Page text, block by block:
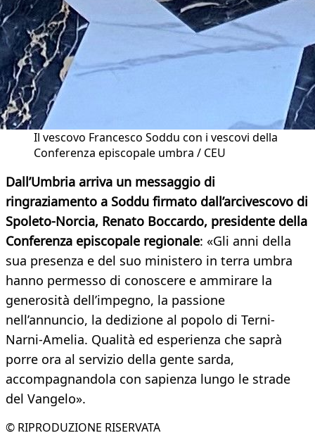
Il vescovo Francesco Soddu con i vescovi della
Conferenza episcopale umbra / CEU
Dall’Umbria arriva un messaggio di
ringraziamento a Soddu firmato dall’arcivescovo di
Spoleto-Norcia, Renato Boccardo, presidente della
Conferenza episcopale regionale: «Gli anni della
sua presenza e del suo ministero in terra umbra
hanno permesso di conoscere e ammirare la
generosità dell’impegno, la passione
nell’annuncio, la dedizione al popolo di Terni-
Narni-Amelia. Qualità ed esperienza che saprà
porre ora al servizio della gente sarda,
accompagnandola con sapienza lungo le strade
del Vangelo».
© RIPRODUZIONE RISERVATA